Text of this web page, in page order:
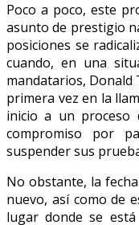
Poco a poco, este
asunto de prestigio
posiciones se
cuando, en una
mandatarios, Donald
primera vez en la
inicio a un proceso
compromiso por
suspender sus
No obstante, la
nuevo, así como de
lugar donde se